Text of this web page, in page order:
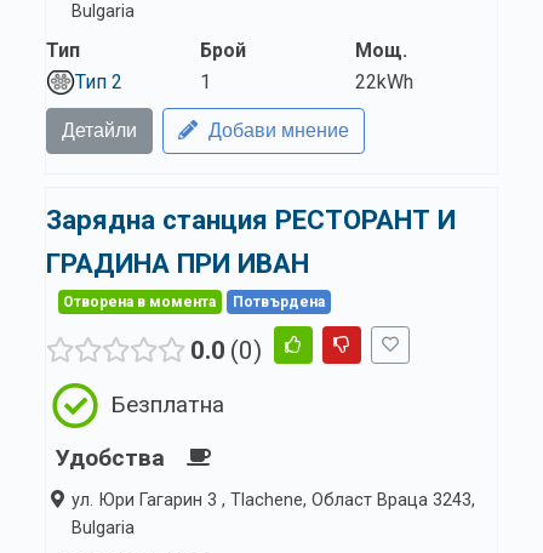
Bulgaria
Тип
Тип 2
Брой
1
Мощ.
22kWh
Детайли Добави мнение
Зарядна станция РЕСТОРАНТ И
ГРАДИНА ПРИ ИВАН
Отворена в момента Потвърдена
0.0 0
Безплатна
Удобства
ул. Юри Гагарин 3 , Tlachene, Област Враца 3243,
Bulgaria